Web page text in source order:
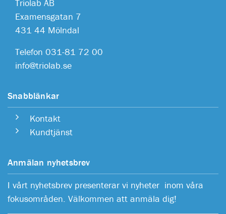
Triolab AB
Examensgatan 7
431 44 Mölndal
Telefon 031-81 72 00
info@triolab.se
Snabblänkar
Kontakt
Kundtjänst
Anmälan nyhetsbrev
I vårt nyhetsbrev presenterar vi nyheter inom våra
fokusområden. Välkommen att anmäla dig!